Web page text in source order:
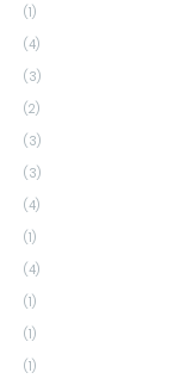
(1)
(4)
(3)
(2)
(3)
(3)
(4)
(1)
(4)
(1)
(1)
(1)